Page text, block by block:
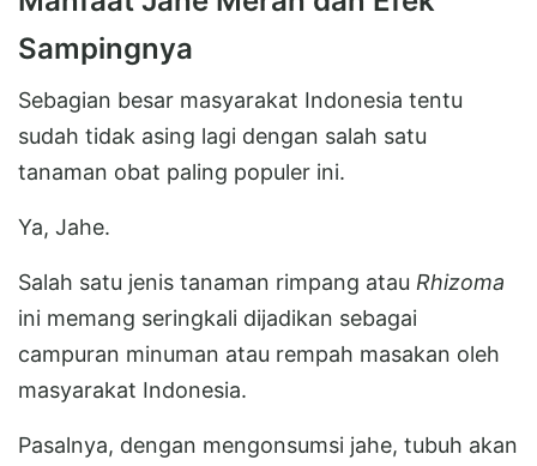
Sampingnya
Sebagian besar masyarakat Indonesia tentu
sudah tidak asing lagi dengan salah satu
tanaman obat paling populer ini.
Ya, Jahe.
Salah satu jenis tanaman rimpang atau Rhizoma
ini memang seringkali dijadikan sebagai
campuran minuman atau rempah masakan oleh
masyarakat Indonesia.
Pasalnya, dengan mengonsumsi jahe, tubuh akan